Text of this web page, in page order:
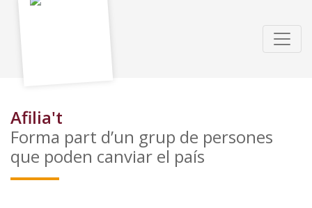
Afilia't
Forma part d’un grup de persones
que poden canviar el país